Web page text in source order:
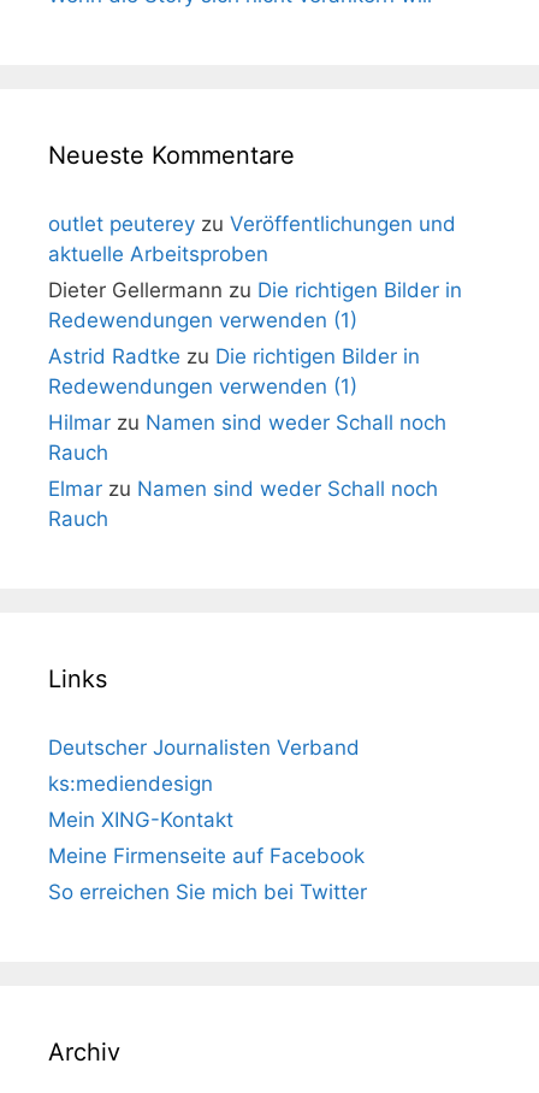
Neueste Kommentare
outlet peuterey zu Veröffentlichungen und
aktuelle Arbeitsproben
Dieter Gellermann zu Die richtigen Bilder in
Redewendungen verwenden (1)
Astrid Radtke zu Die richtigen Bilder in
Redewendungen verwenden (1)
Hilmar zu Namen sind weder Schall noch
Rauch
Elmar zu Namen sind weder Schall noch
Rauch
Links
Deutscher Journalisten Verband
ks:mediendesign
Mein XING-Kontakt
Meine Firmenseite auf Facebook
So erreichen Sie mich bei Twitter
Archiv